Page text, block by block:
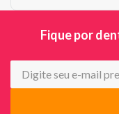
Fique por